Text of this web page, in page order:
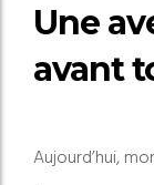
Une
avant
Aujourd’hui,